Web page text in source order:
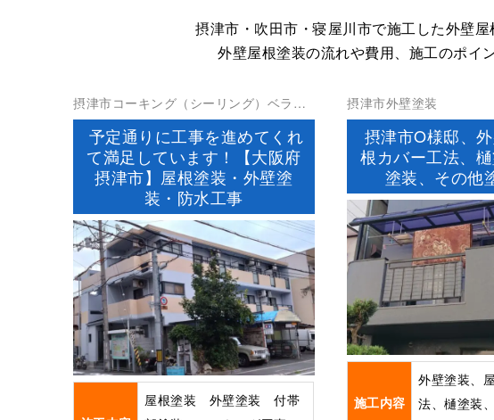
摂津市・吹田市・寝屋川市で施工した外壁屋
外壁屋根塗装の流れや費用、施工のポイ
摂津市コーキング（シーリング）ベラン
ダ防水外壁塗装屋上防水屋根塗装防水工
予定通りに工事を進めてくれ
て満足しています！【大阪府
摂津市】屋根塗装・外壁塗
装・防水工事
屋根塗装 外壁塗装 付帯
摂津市外壁塗装
摂津市O様邸、
根カバー工法、
塗装、その他
施工内容
外壁塗装、
法、樋塗装